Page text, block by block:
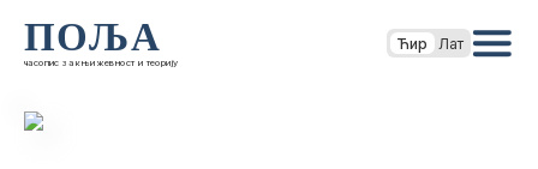
ПОЉА
часопис за књижевност и теорију
Ћир Лат